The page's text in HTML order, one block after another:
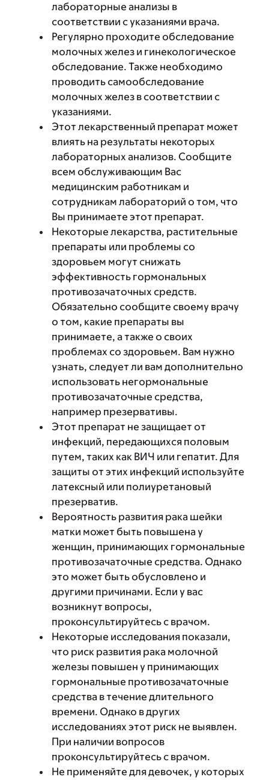
лабораторные анализы в
соответствии с указаниями врача.
Регулярно проходите обследование
молочных желез и гинекологическое
обследование. Также необходимо
проводить самообследование
молочных желез в соответствии с
указаниями.
Этот лекарственный препарат может
влиять на результаты некоторых
лабораторных анализов. Сообщите
всем обслуживающим Вас
медицинским работникам и
сотрудникам лабораторий о том, что
Вы принимаете этот препарат.
Некоторые лекарства, растительные
препараты или проблемы со
здоровьем могут снижать
эффективность гормональных
противозачаточных средств.
Обязательно сообщите своему врачу
о том, какие препараты вы
принимаете, а также о своих
проблемах со здоровьем. Вам нужно
узнать, следует ли вам дополнительно
использовать негормональные
противозачаточные средства,
например презервативы.
Этот препарат не защищает от
инфекций, передающихся половым
путем, таких как ВИЧ или гепатит. Для
защиты от этих инфекций используйте
латексный или полиуретановый
презерватив.
Вероятность развития рака шейки
матки может быть повышена у
женщин, принимающих гормональные
противозачаточные средства. Однако
это может быть обусловлено и
другими причинами. Если у вас
возникнут вопросы,
проконсультируйтесь с врачом.
Некоторые исследования показали,
что риск развития рака молочной
железы повышен у принимающих
гормональные противозачаточные
средства в течение длительного
времени. Однако в других
исследованиях этот риск не выявлен.
При наличии вопросов
проконсультируйтесь с врачом.
Не применяйте для девочек, у которых